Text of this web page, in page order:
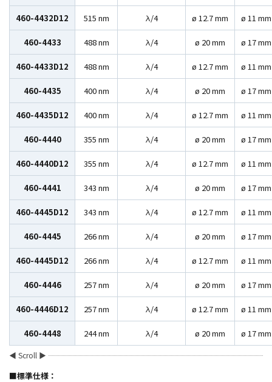
460-4432D12 515 nm λ/4 ø 12.7 mm ø 11 mm
460-4433 488 nm λ/4 ø 20 mm ø 17 mm
460-4433D12 488 nm λ/4 ø 12.7 mm ø 11 mm
460-4435 400 nm λ/4 ø 20 mm ø 17 mm
460-4435D12 400 nm λ/4 ø 12.7 mm ø 11 mm
460-4440 355 nm λ/4 ø 20 mm ø 17 mm
460-4440D12 355 nm λ/4 ø 12.7 mm ø 11 mm
460-4441 343 nm λ/4 ø 20 mm ø 17 mm
460-4445D12 343 nm λ/4 ø 12.7 mm ø 11 mm
460-4445 266 nm λ/4 ø 20 mm ø 17 mm
460-4445D12 266 nm λ/4 ø 12.7 mm ø 11 mm
460-4446 257 nm λ/4 ø 20 mm ø 17 mm
460-4446D12 257 nm λ/4 ø 12.7 mm ø 11 mm
460-4448 244 nm λ/4 ø 20 mm ø 17 mm
■標準仕様：